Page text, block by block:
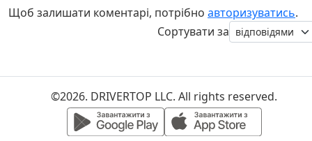
Щоб залишати коментарі, потрібно авторизуватись.
Сортувати за
©2026. DRIVERTOP LLC. All rights reserved.